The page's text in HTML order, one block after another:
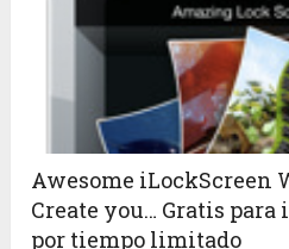
Awesome iLockScreen
Create you… Gratis
por tiempo limitado